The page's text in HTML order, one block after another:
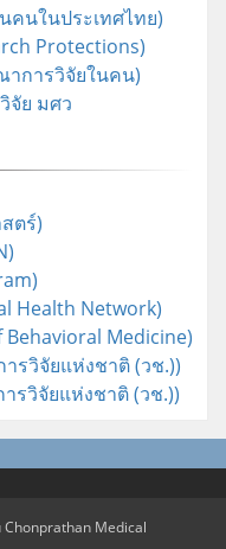
คนในประเทศไทย)
Protections)
าการวิจัยในคน)
จัย มศว
ตร์)
Health Network)
Behavioral Medicine)
รวิจัยแห่งชาติ (วช.))
รวิจัยแห่งชาติ (วช.))
Medical